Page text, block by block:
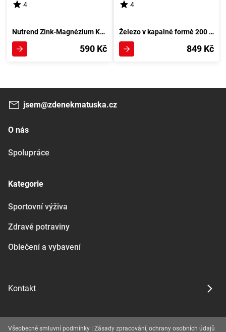
4
Nutrend Zink-Magnézium Komplex 120 kapsulí
590 Kč
4
Železo v kapalné formě 200 ml od Viridianu
849 Kč
jsem@zdenekmatuska.cz
O nás
Spolupráce
Kategorie
Sportovní výživa
Zdravé potraviny
Oblečení a vybavení
Kontakt
Všeobecné smluvní podmínky Zásady zpracování, ochrany osobních údajů